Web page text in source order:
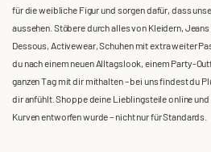
für die weibliche Figur und sorgen dafür, dass
aussehen. Stöbere durch alles von Kleidern,
Dessous, Activewear, Schuhen mit extra weiter
du nach einem neuen Alltagslook, einem Party-
ganzen Tag mit dir mithalten – bei uns findest du
dir anfühlt. Shoppe deine Lieblingsteile online
Kurven entworfen wurde – nicht nur für Standards.